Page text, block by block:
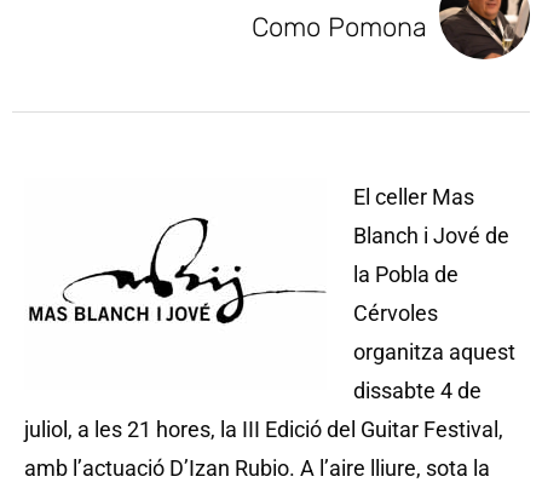
Como Pomona
El celler Mas
Blanch i Jové de
la Pobla de
Cérvoles
organitza aquest
dissabte 4 de
juliol, a les 21 hores, la III Edició del Guitar Festival,
amb l’actuació D’Izan Rubio. A l’aire lliure, sota la